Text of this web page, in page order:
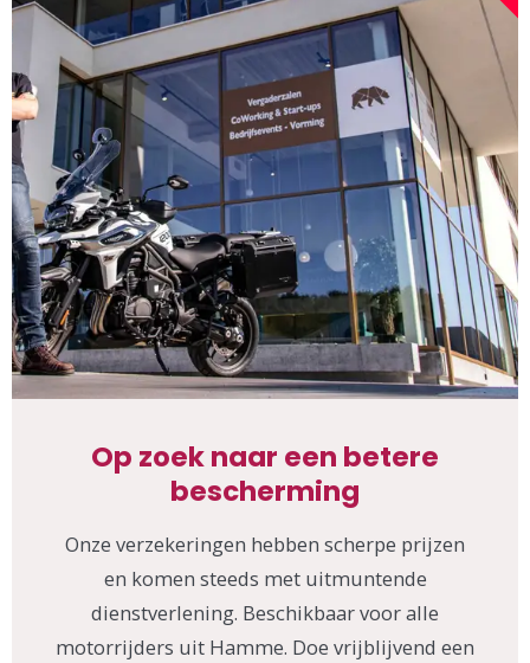
Op zoek naar een betere
bescherming
Onze verzekeringen hebben scherpe prijzen
en komen steeds met uitmuntende
dienstverlening. Beschikbaar voor alle
motorrijders uit Hamme. Doe vrijblijvend een